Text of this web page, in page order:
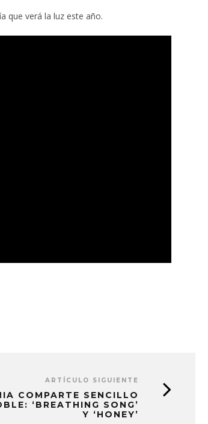
que verá la luz este año.
ARTÍCULO SIGUIENTE
COMPARTE SENCILLO
‘BREATHING SONG’
Y ‘HONEY’